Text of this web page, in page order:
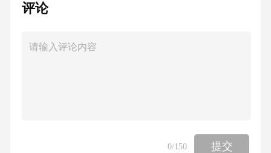
C.法律的权威源自人民的内心拥护和真诚信仰
评论
0/150 提交